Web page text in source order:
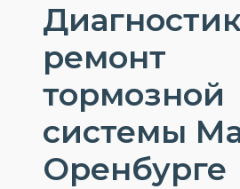
ремонт
тормозной
системы
Оренбурге